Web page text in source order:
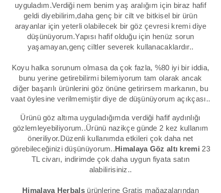
uyguladım.Verdiği nem benim yaş aralığım için biraz hafif
geldi diyebilirim,daha genç bir cilt ve bitkisel bir ürün
arayanlar için yeterli olabilecek bir göz çevresi kremi diye
düşünüyorum.Yapısı hafif olduğu için henüz sorun
yaşamayan,genç ciltler severek kullanacaklardır..
Koyu halka sorunum olmasa da çok fazla, %80 iyi bir iddia,
bunu yerine getirebilirmi bilemiyorum tam olarak ancak
diğer başarılı ürünlerini göz önüne getirirsem markanın, bu
vaat öylesine verilmemiştir diye de düşünüyorum açıkçası..
Ürünü göz altıma uyguladığımda verdiği hafif aydınlığı
gözlemleyebiliyorum..Ürünü nazikçe günde 2 kez kullanım
öneriliyor.Düzenli kullanımda etkileri çok daha net
görebileceğinizi düşünüyorum..Himalaya Göz altı kremi 23
TL civarı, indirimde çok daha uygun fiyata satın
alabilirisiniz..
Himalaya Herbalsürünlerine Gratis mağazalarından